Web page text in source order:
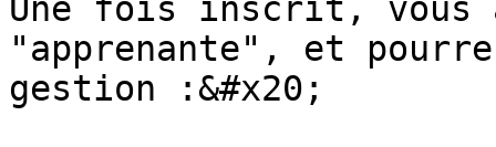
Une fois inscrit, vous
"apprenante", et
gestion :&#x20;